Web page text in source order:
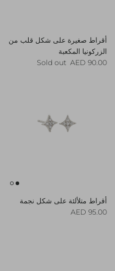
أقراط صغيرة على شكل قلب من
الزركونيا المكعبة
Regular price
90.00 AED
Sold out
أقراط متلألئة على شكل نجمة
Regular price
95.00 AED